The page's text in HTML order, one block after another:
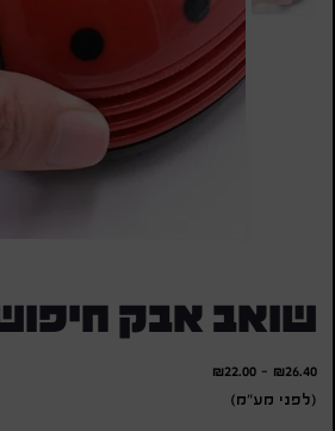
שואב אבק
₪26.40
-
₪22.00
(לפני מע"מ)